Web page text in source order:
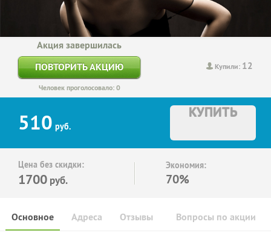
Купили: 12
Акция завершилась
ПОВТОРИТЬ АКЦИЮ
Человек проголосовало: 0
510 руб.
КУПИТЬ
Цена без скидки:
1700 руб.
Экономия:
70%
Основное Отзывы Вопросы по акции
Адреса